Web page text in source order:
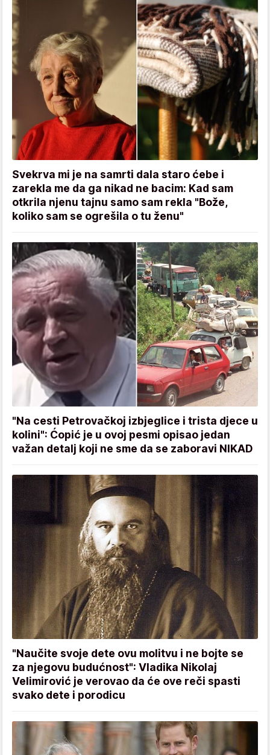
Svekrva mi je na samrti dala staro ćebe i
zarekla me da ga nikad ne bacim: Kad sam
otkrila njenu tajnu samo sam rekla "Bože,
koliko sam se ogrešila o tu ženu"
"Na cesti Petrovačkoj izbjeglice i trista djece u
kolini": Ćopić je u ovoj pesmi opisao jedan
važan detalj koji ne sme da se zaboravi NIKAD
"Naučite svoje dete ovu molitvu i ne bojte se
za njegovu budućnost": Vladika Nikolaj
Velimirović je verovao da će ove reči spasti
svako dete i porodicu